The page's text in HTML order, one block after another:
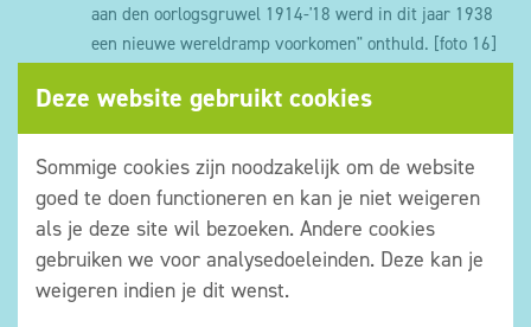
aan den oorlogsgruwel 1914-'18 werd in dit jaar 1938
een nieuwe wereldramp voorkomen" onthuld. [foto 16]
De Tweede Wereldoorlog en de Naoorlogse periode
1940:
Begin WO II:Op de kruiskop wordt door geallieerde
troepen een gat gekapt om een mitrailleur te plaatsen.
28/05/1940:
Zowel de toren als de gewelven van de
crypte leden onder de ontploffing van de bruggen van
de IJzer door Britse soldaten.
Deze website gebruikt cookies
Sommige cookies zijn noodzakelijk om de website
goed te doen functioneren en kan je niet weigeren
als je deze site wil bezoeken. Andere cookies
gebruiken we voor analysedoeleinden. Deze kan je
weigeren indien je dit wenst.